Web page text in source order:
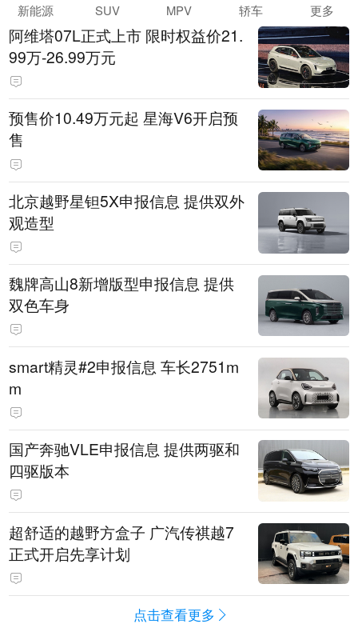
新能源 SUV MPV 轿车 更多
阿维塔07L正式上市 限时权益价21.
99万-26.99万元
预售价10.49万元起 星海V6开启预
售
北京越野星钽5X申报信息 提供双外
观造型
魏牌高山8新增版型申报信息 提供
双色车身
smart精灵#2申报信息 车长2751m
m
国产奔驰VLE申报信息 提供两驱和
四驱版本
超舒适的越野方盒子 广汽传祺越7
正式开启先享计划
点击查看更多